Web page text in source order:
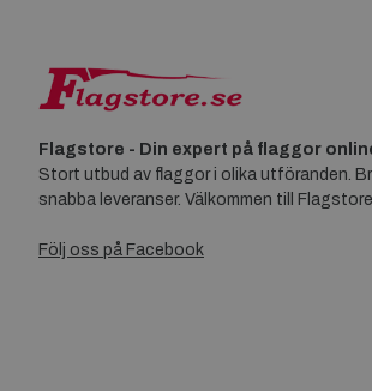
Flagstore - Din expert på flaggor
Stort utbud av flaggor i olika utföranden.
snabba leveranser. Välkommen till
Följ oss på Facebook